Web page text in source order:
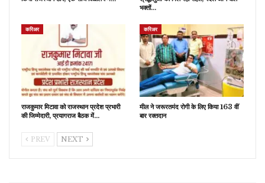
भक्तों…
करिअर
राजकुमार मिटावा को राजस्थान प्रदेश प्रभारी
की जिम्मेदारी, प्रयागराज बैठक में…
करिअर
मील ने जरूरतमंद रोगी के लिए किया 163 वीं
बार रक्तदान
PREV NEXT